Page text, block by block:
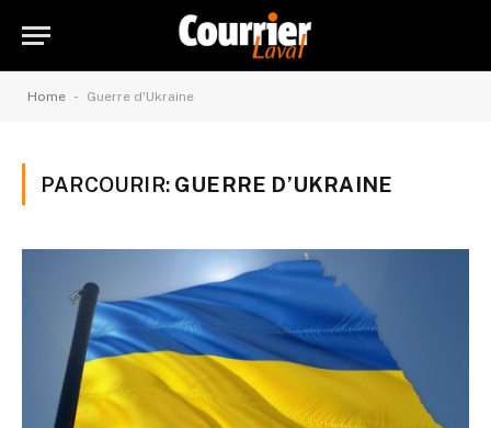
Home - Guerre d'Ukraine
PARCOURIR: GUERRE D’UKRAINE